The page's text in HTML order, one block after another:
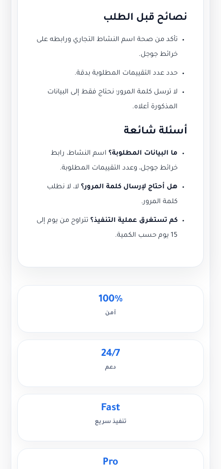
نصائح قبل الطلب
تأكد من صحة اسم النشاط التجاري ورابطه على
خرائط جوجل.
حدد عدد التقييمات المطلوبة بدقة.
لا ترسل كلمة المرور؛ نحتاج فقط إلى البيانات
المذكورة أعلاه.
أسئلة شائعة
ما البيانات المطلوبة؟ اسم النشاط، رابط
خرائط جوجل، وعدد التقييمات المطلوبة.
هل أحتاج لإرسال كلمة المرور؟ لا، لا نطلب
كلمة المرور.
كم تستغرق عملية التنفيذ؟ تتراوح من يوم إلى
15 يوم حسب الكمية.
100%
آمن
24/7
دعم
Fast
تنفيذ سريع
Pro